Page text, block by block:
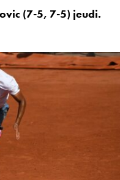
(7-5, 7-5) jeudi.